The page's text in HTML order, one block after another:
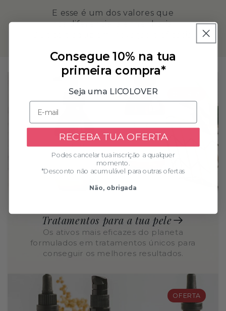
E esse é um dos valores que
nos diferencia, a engenharia.
Tratamentos para a tua pele
Os ativos mais eficazes do planeta
formulados em tratamentos únicos para
conseguir os melhores resultados.
OFERTA
Consegue 10% na tua
primeira compra*
Seja uma LICOLOVER
RECEBA TUA OFERTA
Podes cancelar tua inscrição a qualquer
momento.
*Desconto não acumulável para outras ofertas
Não, obrigada